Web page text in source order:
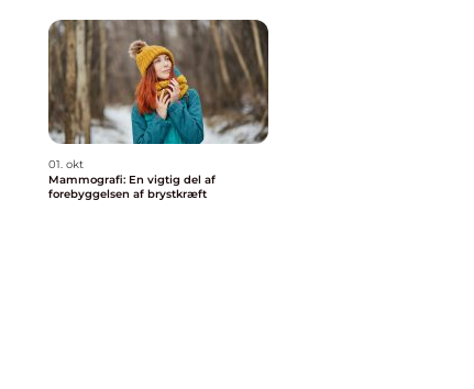
01. okt
Mammografi: En vigtig del af
forebyggelsen af brystkræft